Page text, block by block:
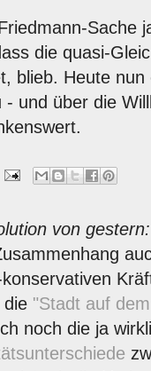
Sache
die quasi-
blieb. Heute
- und über die
von gestern:
die "Stadt auf
noch die ja